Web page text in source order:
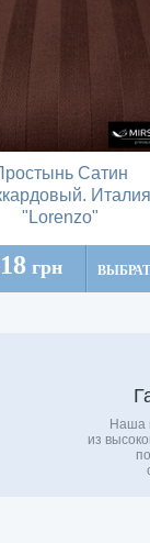
Сатин
Италия
"Lorenzo"
грн
Наша
из